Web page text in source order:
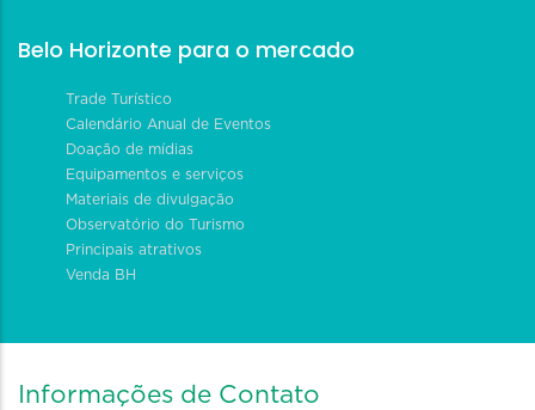
Belo Horizonte para o mercado
Trade Turístico
Calendário Anual de Eventos
Doação de mídias
Equipamentos e serviços
Materiais de divulgação
Observatório do Turismo
Principais atrativos
Venda BH
Informações de Contato